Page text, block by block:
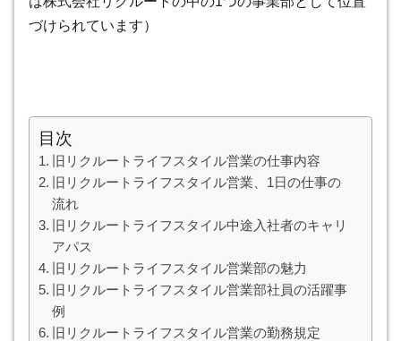
づけられています）
目次
旧リクルートライフスタイル営業の仕事内容
旧リクルートライフスタイル営業、1日の仕事の
流れ
旧リクルートライフスタイル中途入社者のキャリ
アパス
旧リクルートライフスタイル営業部の魅力
旧リクルートライフスタイル営業部社員の活躍事
例
旧リクルートライフスタイル営業の勤務規定